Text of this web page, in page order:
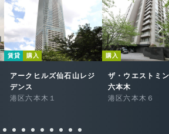
賃貸 購入
アークヒルズ仙石山レジ
デンス
港区六本木１
購入
ザ・ウエストミ
六本木
港区六本木６